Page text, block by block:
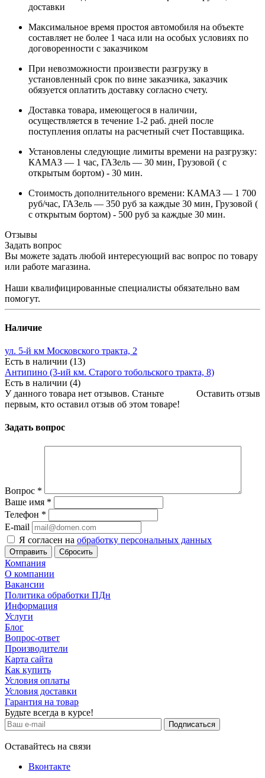
доставки
Максимальное время простоя автомобиля на объекте
составляет не более 1 часа или на особых условиях по
договоренности с заказчиком
При невозможности произвести разгрузку в
установленный срок по вине заказчика, заказчик
обязуется оплатить доставку согласно счету.
Доставка товара, имеющегося в наличии,
осуществляется в течение 1-2 раб. дней после
поступления оплаты на расчетный счет Поставщика.
Установлены следующие лимиты времени на разгрузку:
КАМАЗ — 1 час, ГАЗель — 30 мин, Грузовой ( с
открытым бортом) - 30 мин.
Стоимость дополнительного времени: КАМАЗ — 1 700
руб/час, ГАЗель — 350 руб за каждые 30 мин, Грузовой (
с открытым бортом) - 500 руб за каждые 30 мин.
Отзывы
Задать вопрос
Вы можете задать любой интересующий вас вопрос по товару
или работе магазина.
Наши квалифицированные специалисты обязательно вам
помогут.
Наличие
ул. 5-й км Московского тракта, 2
Есть в наличии (13)
Антипино (3-ий км. Старого тобольского тракта, 8)
Есть в наличии (4)
Оставить отзыв
У данного товара нет отзывов. Станьте
первым, кто оставил отзыв об этом товаре!
Задать вопрос
Вопрос *
Ваше имя *
Телефон *
E-mail
Я согласен на обработку персональных данных
Сбросить
Компания
О компании
Вакансии
Политика обработки ПДн
Информация
Услуги
Блог
Вопрос-ответ
Производители
Карта сайта
Как купить
Условия оплаты
Условия доставки
Гарантия на товар
Будьте всегда в курсе!
Оставайтесь на связи
Вконтакте